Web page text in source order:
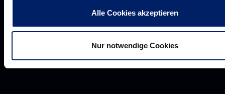
Alle Cookies akzeptieren
Nur notwendige Cookies
Rhein-Neckar Löwen GmbH